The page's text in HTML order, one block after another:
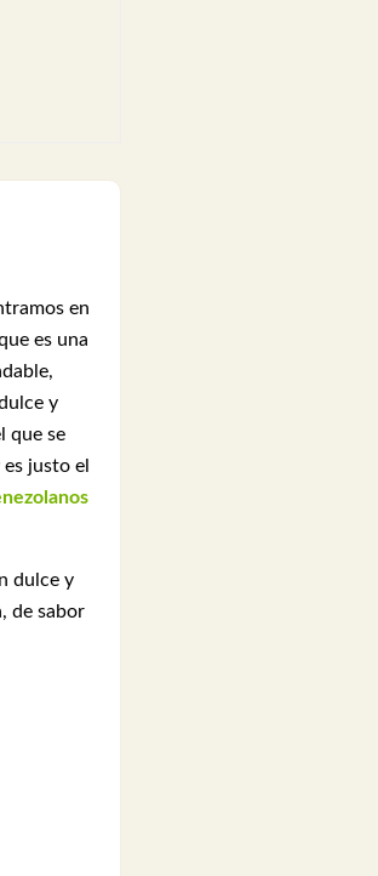
en
es una
y
que se
justo el
dulce y
de sabor